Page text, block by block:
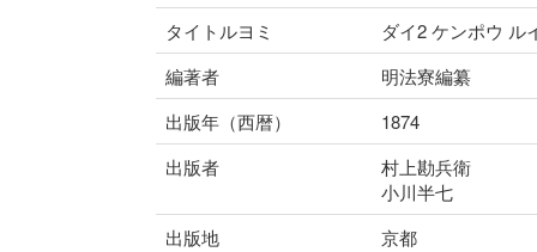
タイトルヨミ
ダイ2 ケンポウ ル
編著者
明法寮編纂
出版年（西暦）
1874
出版者
村上勘兵衛
小川半七
出版地
京都